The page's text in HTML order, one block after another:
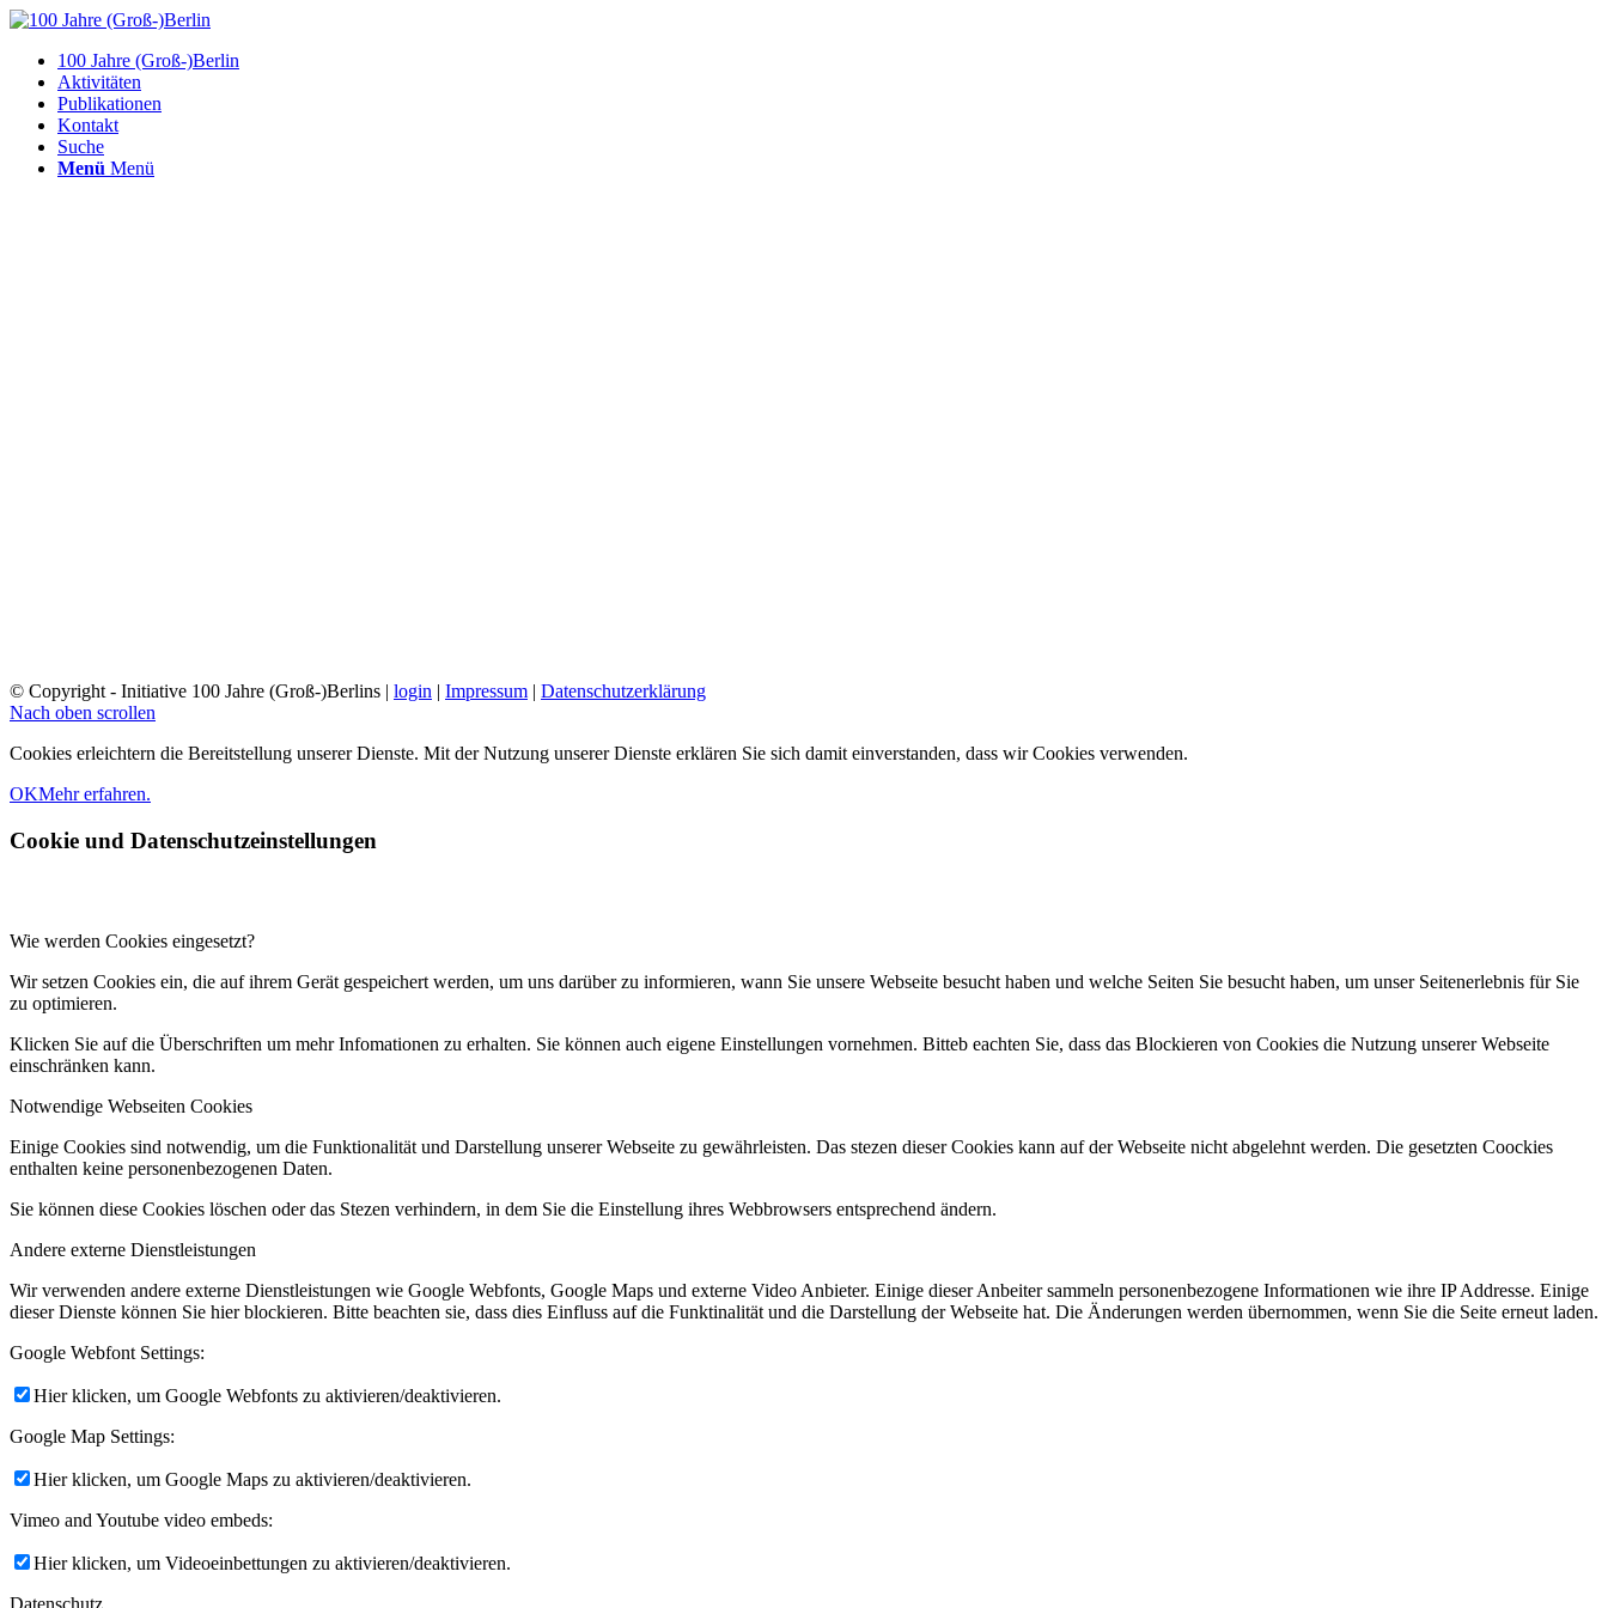
100 Jahre (Groß-)Berlin
Aktivitäten
Publikationen
Kontakt
Suche
Menü Menü
© Copyright - Initiative 100 Jahre (Groß-)Berlins | login | Impressum | Datenschutzerklärung
Nach oben scrollen
Cookies erleichtern die Bereitstellung unserer Dienste. Mit der Nutzung unserer Dienste erklären Sie sich damit einverstanden, dass wir Cookies verwenden.
OKMehr erfahren.
Cookie und Datenschutzeinstellungen
Wie werden Cookies eingesetzt?
Wir setzen Cookies ein, die auf ihrem Gerät gespeichert werden, um uns darüber zu informieren, wann Sie unsere Webseite besucht haben und welche Seiten Sie besucht haben, um unser Seitenerlebnis für Sie
zu optimieren.
Klicken Sie auf die Überschriften um mehr Infomationen zu erhalten. Sie können auch eigene Einstellungen vornehmen. Bitteb eachten Sie, dass das Blockieren von Cookies die Nutzung unserer Webseite
einschränken kann.
Notwendige Webseiten Cookies
Einige Cookies sind notwendig, um die Funktionalität und Darstellung unserer Webseite zu gewährleisten. Das stezen dieser Cookies kann auf der Webseite nicht abgelehnt werden. Die gesetzten Coockies
enthalten keine personenbezogenen Daten.
Sie können diese Cookies löschen oder das Stezen verhindern, in dem Sie die Einstellung ihres Webbrowsers entsprechend ändern.
Andere externe Dienstleistungen
Wir verwenden andere externe Dienstleistungen wie Google Webfonts, Google Maps und externe Video Anbieter. Einige dieser Anbeiter sammeln personenbezogene Informationen wie ihre IP Addresse. Einige
dieser Dienste können Sie hier blockieren. Bitte beachten sie, dass dies Einfluss auf die Funktinalität und die Darstellung der Webseite hat. Die Änderungen werden übernommen, wenn Sie die Seite erneut laden.
Google Webfont Settings:
Hier klicken, um Google Webfonts zu aktivieren/deaktivieren.
Google Map Settings:
Hier klicken, um Google Maps zu aktivieren/deaktivieren.
Vimeo and Youtube video embeds:
Hier klicken, um Videoeinbettungen zu aktivieren/deaktivieren.